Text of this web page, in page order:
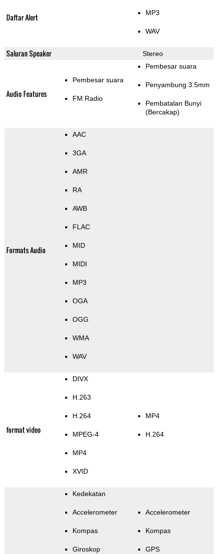
Daftar Alert MP3
WAV
Saluran Speaker Stereo
Audio Features
Pembesar suara
FM Radio
Pembesar suara
Penyambung 3.5mm
Pembatalan Bunyi
(Bercakap)
Formats Audio
AAC
3GA
AMR
RA
AWB
FLAC
MID
MIDI
MP3
OGA
OGG
WMA
WAV
format video
DIVX
H.263
H.264
MPEG-4
MP4
XVID
MP4
H.264
Kedekatan
Accelerometer
Kompas
Giroskop
Accelerometer
Kompas
GPS